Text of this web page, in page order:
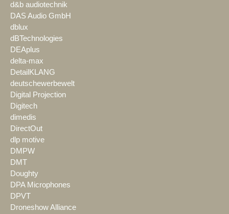
d&b audiotechnik
DAS Audio GmbH
dblux
dBTechnologies
DEAplus
delta-max
DetailKLANG
deutschewerbewelt
Digital Projection
Digitech
dimedis
DirectOut
dlp motive
DMPW
DMT
Doughty
DPA Microphones
DPVT
Droneshow Alliance